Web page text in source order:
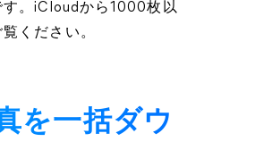
。iCloudから1000枚以
ください。
を一括ダウ